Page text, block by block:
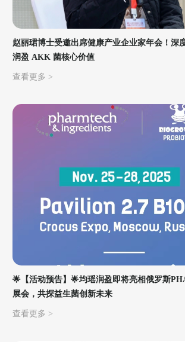
赵丽珺博士受邀出席健康产业企业家年会！深
润盈 AKK 菌核心价值
查看更多 >
🌟【活动预告】🌟均瑶润盈即将亮相俄罗斯
展会，共探益生菌创新未来
查看更多 >